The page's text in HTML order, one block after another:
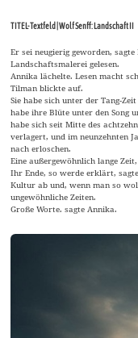
TITEL-Textfeld | Wolf Senff: Landschaft II
Er sei neugierig geworden,
Landschaftsmalerei gelesen.
Annika lächelte. Lesen macht
Tilman blickte auf.
Sie habe sich unter der Tang-
habe ihre Blüte unter den Song
habe sich seit Mitte des
verlagert, und im neunzehnten
nach erloschen.
Eine außergewöhnlich lange
Ihr Ende, so werde erklärt,
Kultur ab und, wenn man so
ungewöhnliche Zeiten.
Große Worte. sagte Annika.